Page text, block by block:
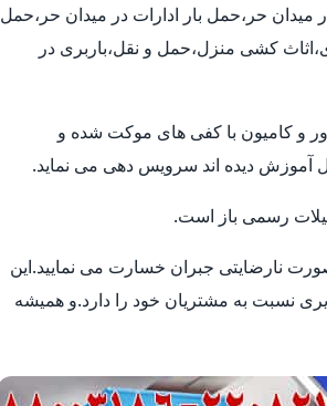
میدان حر،حمل بار ادارات در میدان حر،حمل
کشی منزل،حمل و نقل،باربری در
و کامیون با کفی های موکت شده و
آموزش دیده اند سرویس دهی می نماید.
رسمی باز است.
نارضایتی جبران خسارت می نمایید.این
نسبت به مشتریان خود را دارد.و همیشه